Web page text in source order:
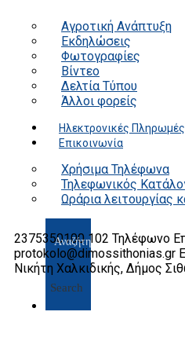
Αγροτική Ανάπτυξη
Εκδηλώσεις
Φωτογραφίες
Βίντεο
Δελτία Τύπου
Άλλοι φορείς
Ηλεκτρονικές Πληρωμές
Επικοινωνία
Χρήσιμα Τηλέφωνα
Τηλεφωνικός
Ωράρια λειτουργίας
Search
2375350100 102 Τηλέφωνο
protokolo@dimossithonias.gr
Νικήτη Χαλκιδικής, Δήμος